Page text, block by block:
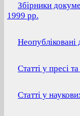
Збірники
1999 рр.
Неопубліковані
Статті у пресі
Статті у